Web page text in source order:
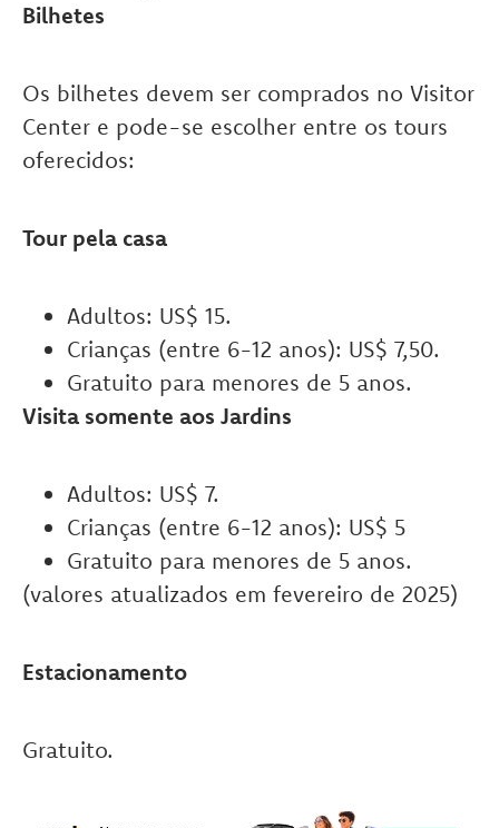
Bilhetes
Os bilhetes devem ser comprados no Visitor
Center e pode-se escolher entre os tours
oferecidos:
Tour pela casa
Adultos: US$ 15.
Crianças (entre 6-12 anos): US$ 7,50.
Gratuito para menores de 5 anos.
Visita somente aos Jardins
Adultos: US$ 7.
Crianças (entre 6-12 anos): US$ 5
Gratuito para menores de 5 anos.
(valores atualizados em fevereiro de 2025)
Estacionamento
Gratuito.